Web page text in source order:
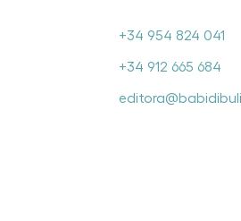
+34 954 824 041
+34 912 665 684